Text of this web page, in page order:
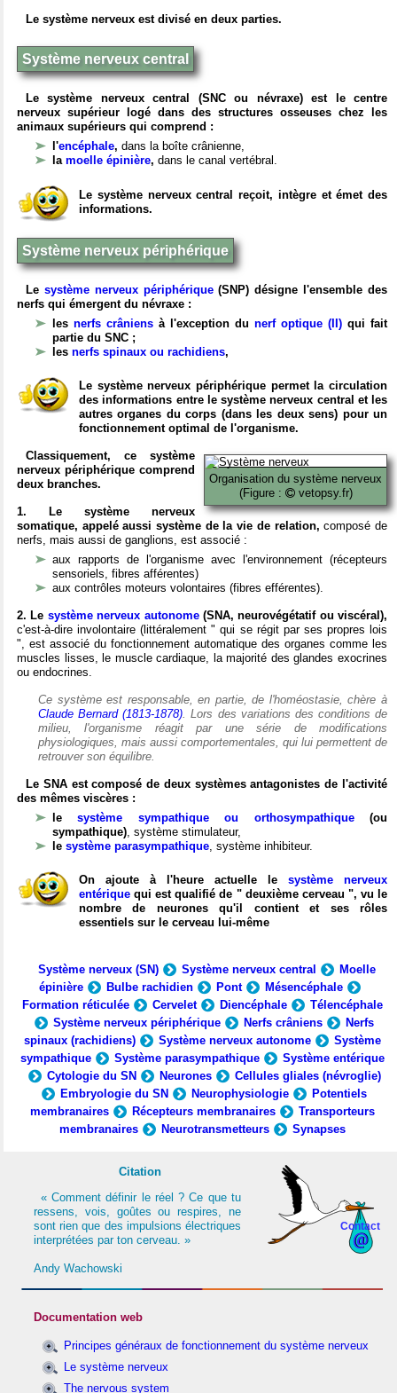
Le système nerveux est divisé en deux parties.
Système nerveux central
Le système nerveux central (SNC ou névraxe) est le centre
nerveux supérieur logé dans des structures osseuses chez les
animaux supérieurs qui comprend :
l'encéphale, dans la boîte crânienne,
la moelle épinière, dans le canal vertébral.
Le système nerveux central reçoit, intègre et émet des
informations.
Système nerveux périphérique
Le système nerveux périphérique(SNP) désigne l'ensemble des
nerfs qui émergent du névraxe :
les nerfs crâniens à l'exception du nerf optique (II) qui fait
partie du SNC ;
les nerfs spinaux ou rachidiens,
Le système nerveux périphérique permet la circulation
des informations entre le système nerveux central et les
autres organes du corps (dans les deux sens) pour un
fonctionnement optimal de l'organisme.
Organisation du système nerveux
(Figure :
vetopsy.fr)
Classiquement, ce système
nerveux périphérique comprend
deux branches.
1. Le système nerveux
somatique, appelé aussi système de la vie de relation, composé de
nerfs, mais aussi de ganglions, est associé :
aux rapports de l'organisme avec l'environnement (récepteurs
sensoriels, fibres afférentes)
aux contrôles moteurs volontaires (fibres efférentes).
2. Le système nerveux autonome(SNA, neurovégétatif ou viscéral),
c'est-à-dire involontaire (littéralement " qui se régit par ses propres lois
", est associé du fonctionnement automatique des organes comme les
muscles lisses, le muscle cardiaque, la majorité des glandes exocrines
ou endocrines.
Ce système est responsable, en partie, de l'homéostasie, chère à
Claude Bernard (1813-1878). Lors des variations des conditions de
milieu, l'organisme réagit par une série de modifications
physiologiques, mais aussi comportementales, qui lui permettent de
retrouver son équilibre.
Le SNA est composé de deux systèmes antagonistes de l'activité
des mêmes viscères :
lesystème sympathique ou orthosympathique(ou
sympathique), système stimulateur,
le système parasympathique, système inhibiteur.
On ajoute à l'heure actuelle le système nerveux
entérique qui est qualifié de " deuxième cerveau ", vu le
nombre de neurones qu'il contient et ses rôles
essentiels sur le cerveau lui-même
Système nerveux (SN) Système nerveux central
Moelle
épinière
Bulbe rachidien Pont
Mésencéphale
Formation réticulée
Cervelet Diencéphale
Télencéphale
Système nerveux périphérique
Nerfs crâniens
Nerfs
spinaux (rachidiens)
Système nerveux autonome
Système
sympathique
Système parasympathique
Système entérique
Cytologie du SN
Neurones
Cellules gliales (névroglie)
Embryologie du SN
Neurophysiologie
Potentiels
membranaires
Récepteurs membranaires
Transporteurs
membranaires
Neurotransmetteurs Synapses
Contact
Citation
« Comment définir le réel ? Ce que tu
ressens, vois, goûtes ou respires, ne
sont rien que des impulsions électriques
interprétées par ton cerveau. »
Andy Wachowski
Documentation web
Principes généraux de fonctionnement du système nerveux
Le système nerveux
The nervous system